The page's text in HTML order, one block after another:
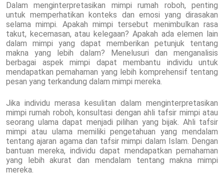
Dalam menginterpretasikan mimpi rumah roboh, penting
untuk memperhatikan konteks dan emosi yang dirasakan
selama mimpi. Apakah mimpi tersebut menimbulkan rasa
takut, kecemasan, atau kelegaan? Apakah ada elemen lain
dalam mimpi yang dapat memberikan petunjuk tentang
makna yang lebih dalam? Menelusuri dan menganalisis
berbagai aspek mimpi dapat membantu individu untuk
mendapatkan pemahaman yang lebih komprehensif tentang
pesan yang terkandung dalam mimpi mereka.
Jika individu merasa kesulitan dalam menginterpretasikan
mimpi rumah roboh, konsultasi dengan ahli tafsir mimpi atau
seorang ulama dapat menjadi pilihan yang bijak. Ahli tafsir
mimpi atau ulama memiliki pengetahuan yang mendalam
tentang ajaran agama dan tafsir mimpi dalam Islam. Dengan
bantuan mereka, individu dapat mendapatkan pemahaman
yang lebih akurat dan mendalam tentang makna mimpi
mereka.